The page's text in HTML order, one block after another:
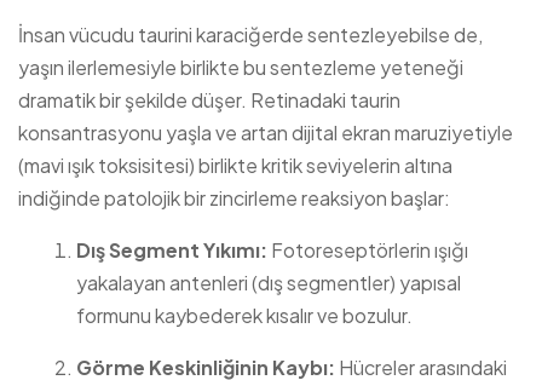
İnsan vücudu taurini karaciğerde sentezleyebilse de,
yaşın ilerlemesiyle birlikte bu sentezleme yeteneği
dramatik bir şekilde düşer. Retinadaki taurin
konsantrasyonu yaşla ve artan dijital ekran maruziyetiyle
(mavi ışık toksisitesi) birlikte kritik seviyelerin altına
indiğinde patolojik bir zincirleme reaksiyon başlar:
Dış Segment Yıkımı: Fotoreseptörlerin ışığı
yakalayan antenleri (dış segmentler) yapısal
formunu kaybederek kısalır ve bozulur.
Görme Keskinliğinin Kaybı: Hücreler arasındaki